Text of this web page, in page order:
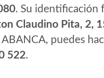
. Su identificación
Claudino Pita, 2,
puedes
522.